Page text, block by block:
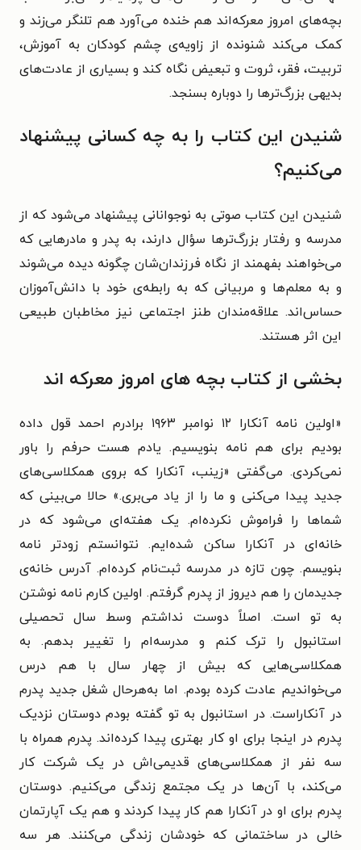
بچه‌های امروز معرکه‌اند هم خنده می‌آورد هم تلنگر می‌زند و
کمک می‌کند شنونده از زاویه‌ی چشم کودکان به آموزش،
تربیت، فقر، ثروت و تبعیض نگاه کند و بسیاری از عادت‌های
بدیهی بزرگ‌ترها را دوباره بسنجد.
شنیدن این کتاب را به چه کسانی پیشنهاد
می‌کنیم؟
شنیدن این کتاب صوتی به نوجوانانی پیشنهاد می‌شود که از
مدرسه و رفتار بزرگ‌ترها سؤال دارند، به پدر و مادرهایی که
می‌خواهند بفهمند از نگاه فرزندان‌شان چگونه دیده می‌شوند
و به معلم‌ها و مربیانی که به رابطه‌ی خود با دانش‌آموزان
حساس‌اند. علاقه‌مندان طنز اجتماعی نیز مخاطبان طبیعی
این اثر هستند.
بخشی از کتاب بچه‌ های امروز معرکه‌ اند
«اولین نامه آنکارا ۱۲ نوامبر ۱۹۶۳ برادرم احمد قول داده
بودیم برای هم نامه بنویسیم. یادم هست حرفم را باور
نمی‌کردی. می‌گفتی «زینب، آنکارا که بروی همکلاسی‌های
جدید پیدا می‌کنی و ما را از یاد می‌بری.» حالا می‌بینی که
شماها را فراموش نکرده‌ام. یک هفته‌ای می‌شود که در
خانه‌ای در آنکارا ساکن شده‌ایم. نتوانستم زودتر نامه
بنویسم. چون تازه در مدرسه ثبت‌نام کرده‌ام. آدرس خانه‌ی
جدیدمان را هم دیروز از پدرم گرفتم. اولین کارم نامه نوشتن
به تو است. اصلاً دوست نداشتم وسط سال تحصیلی
استانبول را ترک کنم و مدرسه‌ام را تغییر بدهم. به
همکلاسی‌هایی که بیش از چهار سال با هم درس
می‌خواندیم عادت کرده بودم. اما به‌هرحال شغل جدید پدرم
در آنکاراست. در استانبول به تو گفته بودم دوستان نزدیک
پدرم در اینجا برای او کار بهتری پیدا کرده‌اند. پدرم همراه با
سه نفر از همکلاسی‌های قدیمی‌اش در یک شرکت کار
می‌کند، با آن‌ها در یک مجتمع زندگی می‌کنیم. دوستان
پدرم برای او در آنکارا هم کار پیدا کردند و هم یک آپارتمان
خالی در ساختمانی که خودشان زندگی می‌کنند. هر سه